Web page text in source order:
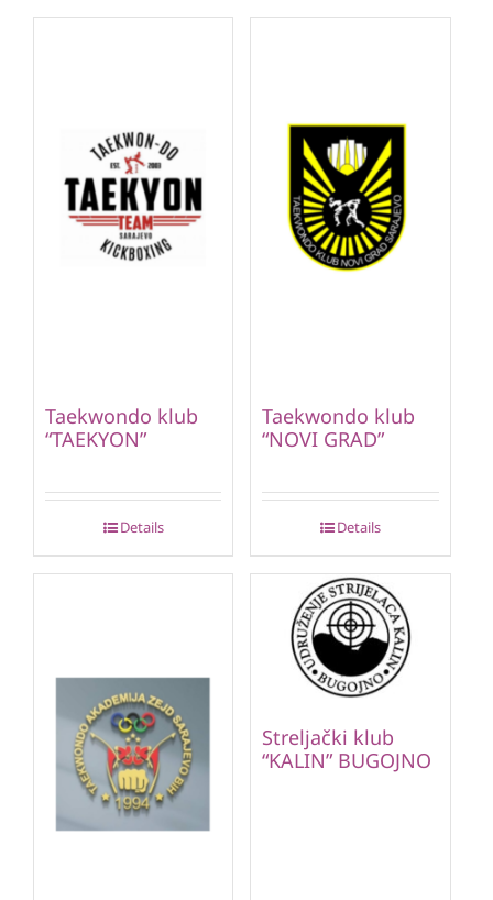
Taekwondo klub
“TAEKYON”
Details
Taekwondo klub
“NOVI GRAD”
Details
Streljački klub
“KALIN” BUGOJNO